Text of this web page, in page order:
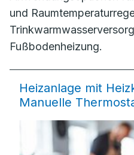
und
Fußbodenheizung.
Heizanlage mit
Manuelle